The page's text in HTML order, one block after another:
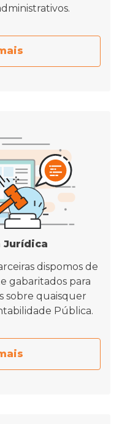
Jurídica
dispomos de
gabaritados para
sobre quaisquer
Pública.